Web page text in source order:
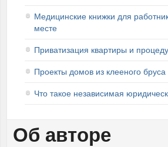
Медицинские книжки для
месте
Приватизация квартиры и
Проекты домов из клееного
Что такое независимая
Об авторе